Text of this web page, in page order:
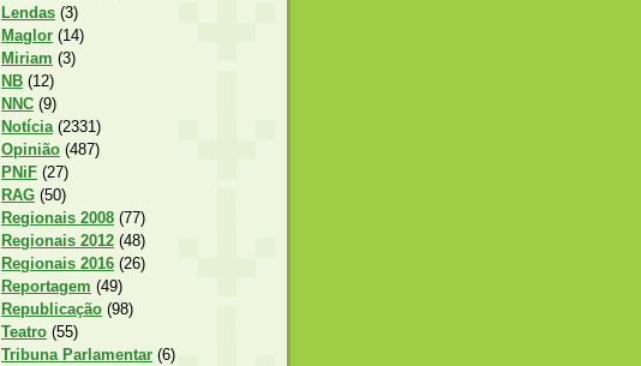
Lendas (3)
Maglor (14)
Miriam (3)
NB (12)
NNC (9)
Notícia (2331)
Opinião (487)
PNiF (27)
RAG (50)
Regionais 2008 (77)
Regionais 2012 (48)
Regionais 2016 (26)
Reportagem (49)
Republicação (98)
Teatro (55)
Tribuna Parlamentar (6)